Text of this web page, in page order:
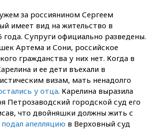
за россиянином Сергеем
имеет вид на жительство в
Супруги официально разведены.
Артема и Сони, российское
гражданства у них нет. Когда в
и ее дети въехали в
визам, мать ненадолго
у отца. Карелина выразила
Петрозаводский городской суд его
что двойняшки должны жить с
подал апелляцию в Верховный суд